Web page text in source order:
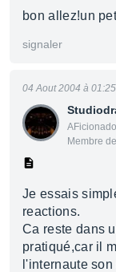
bon allez!un
signaler
Membre
04 Aout 2004 à 01:25
Je essais
reactions.
Ca reste dans
pratiqué,car il
l'internaute